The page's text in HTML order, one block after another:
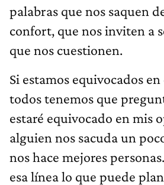
palabras que nos saquen
confort, que nos inviten a
que nos cuestionen.
Si estamos equivocados
todos tenemos que
estaré equivocado en mis
alguien nos sacuda un
nos hace mejores
esa línea lo que puede